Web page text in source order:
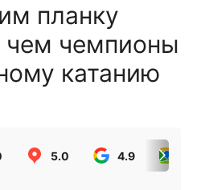
планку
чем чемпионы
катанию
5.0 4.9